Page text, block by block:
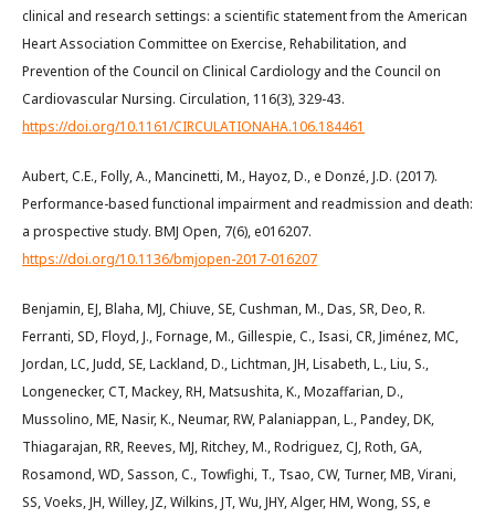
clinical and research settings: a scientific statement from the American
Heart Association Committee on Exercise, Rehabilitation, and
Prevention of the Council on Clinical Cardiology and the Council on
Cardiovascular Nursing. Circulation, 116(3), 329-43.
https://doi.org/10.1161/CIRCULATIONAHA.106.184461
Aubert, C.E., Folly, A., Mancinetti, M., Hayoz, D., e Donzé, J.D. (2017).
Performance-based functional impairment and readmission and death:
a prospective study. BMJ Open, 7(6), e016207.
https://doi.org/10.1136/bmjopen-2017-016207
Benjamin, EJ, Blaha, MJ, Chiuve, SE, Cushman, M., Das, SR, Deo, R.
Ferranti, SD, Floyd, J., Fornage, M., Gillespie, C., Isasi, CR, Jiménez, MC,
Jordan, LC, Judd, SE, Lackland, D., Lichtman, JH, Lisabeth, L., Liu, S.,
Longenecker, CT, Mackey, RH, Matsushita, K., Mozaffarian, D.,
Mussolino, ME, Nasir, K., Neumar, RW, Palaniappan, L., Pandey, DK,
Thiagarajan, RR, Reeves, MJ, Ritchey, M., Rodriguez, CJ, Roth, GA,
Rosamond, WD, Sasson, C., Towfighi, T., Tsao, CW, Turner, MB, Virani,
SS, Voeks, JH, Willey, JZ, Wilkins, JT, Wu, JHY, Alger, HM, Wong, SS, e